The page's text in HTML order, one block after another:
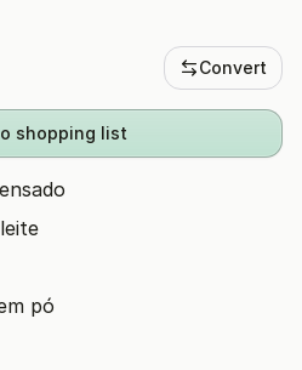
Convert
shopping list
pó